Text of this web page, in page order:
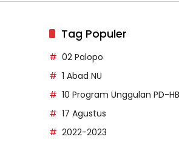
Tag Populer
02 Palopo
1 Abad NU
10 Program Unggulan PD-HB
17 Agustus
2022-2023